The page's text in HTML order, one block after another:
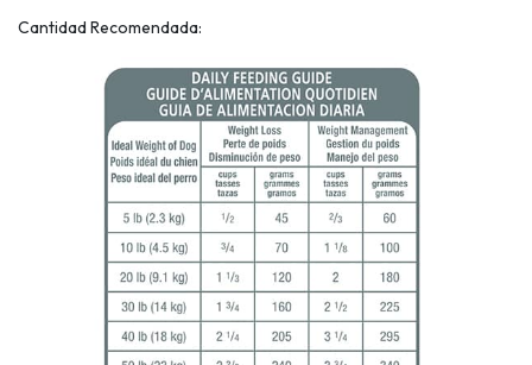
Cantidad Recomendada: